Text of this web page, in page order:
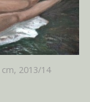
2013/14